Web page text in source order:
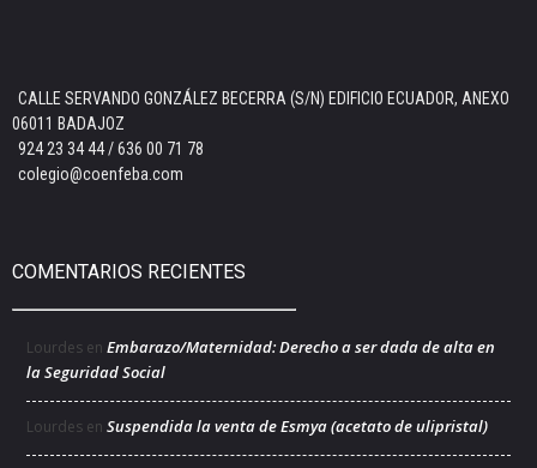
CALLE SERVANDO GONZÁLEZ BECERRA (S/N) EDIFICIO ECUADOR, ANEXO
06011 BADAJOZ
924 23 34 44 / 636 00 71 78
colegio@coenfeba.com
COMENTARIOS RECIENTES
Lourdes en Embarazo/Maternidad: Derecho a ser dada de alta en
la Seguridad Social
Lourdes en Suspendida la venta de Esmya (acetato de ulipristal)